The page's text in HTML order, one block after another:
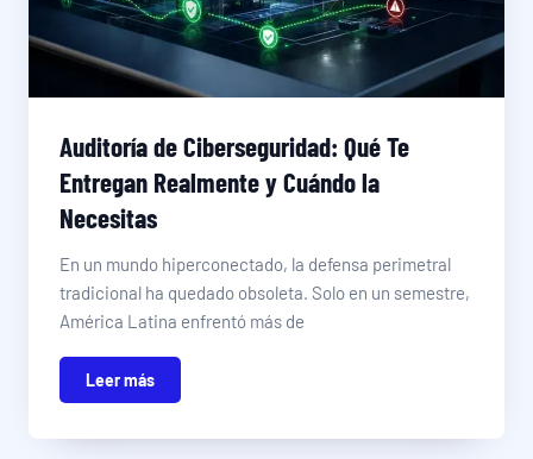
Auditoría de Ciberseguridad: Qué Te
Entregan Realmente y Cuándo la
Necesitas
En un mundo hiperconectado, la defensa perimetral
tradicional ha quedado obsoleta. Solo en un semestre,
América Latina enfrentó más de
Leer más